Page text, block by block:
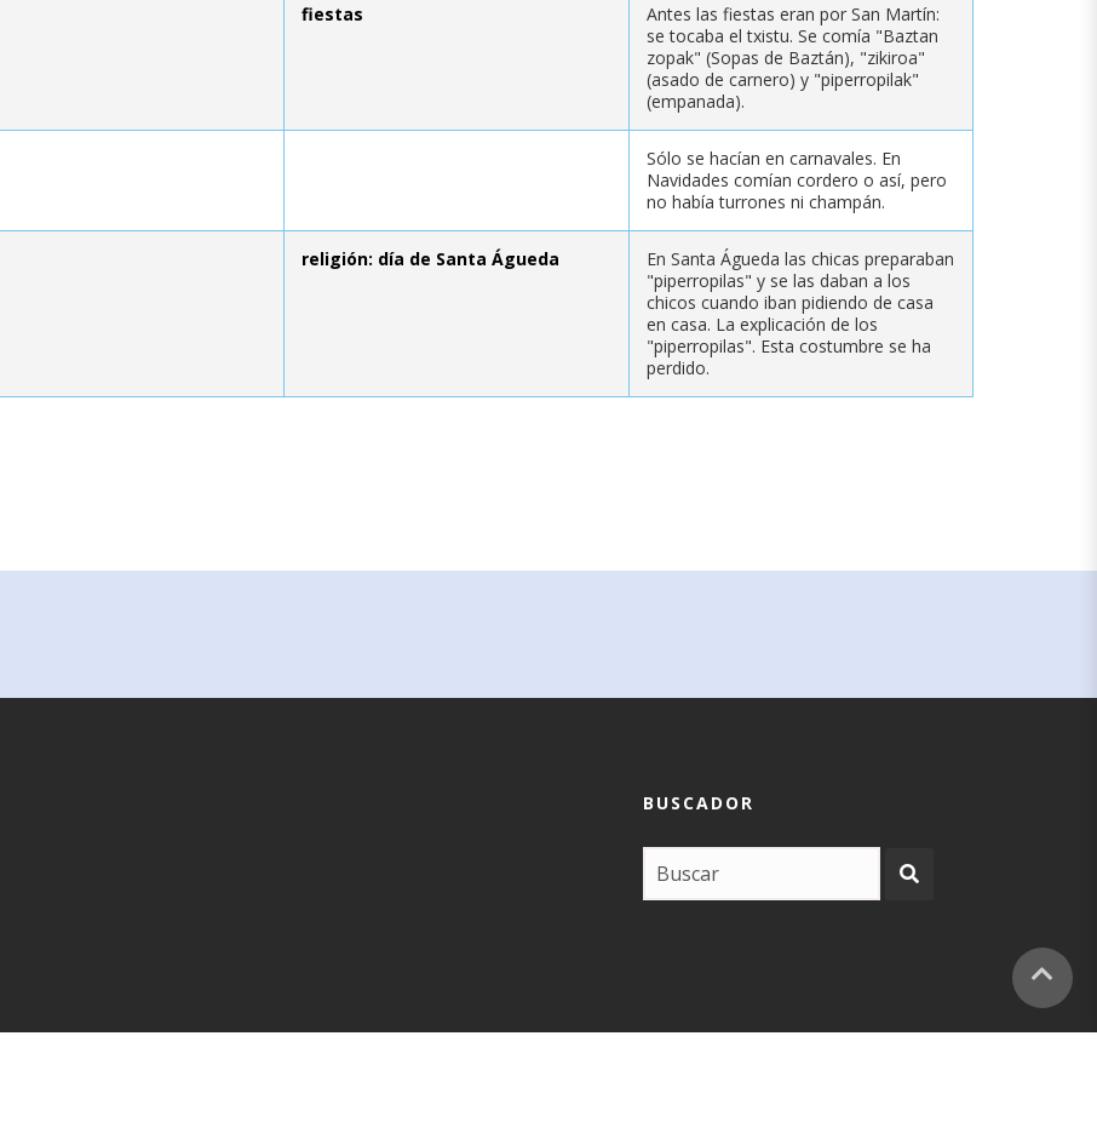
fiestas
Antes las fiestas eran por San Martín:
se tocaba el txistu. Se comía "Baztan
zopak" (Sopas de Baztán), "zikiroa"
(asado de carnero) y "piperropilak"
(empanada).
Sólo se hacían en carnavales. En
Navidades comían cordero o así, pero
no había turrones ni champán.
religión: día de Santa Águeda
En Santa Águeda las chicas preparaban
"piperropilas" y se las daban a los
chicos cuando iban pidiendo de casa
en casa. La explicación de los
"piperropilas". Esta costumbre se ha
perdido.
BUSCADOR